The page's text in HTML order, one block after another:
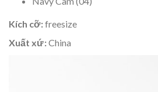
Kích cỡ:freesize
Xuất xứ:China